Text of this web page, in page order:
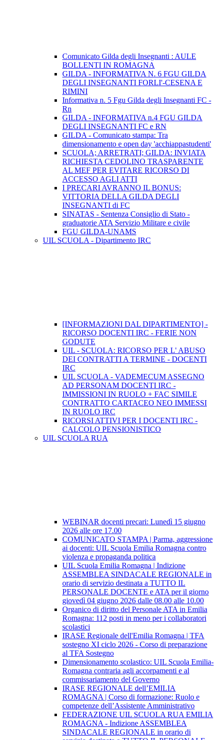
Comunicato Gilda degli Insegnanti : AULE
BOLLENTI IN ROMAGNA
GILDA - INFORMATIVA N. 6 FGU GILDA
DEGLI INSEGNANTI FORLI'-CESENA E
RIMINI
Informativa n. 5 Fgu Gilda degli Insegnanti FC -
Rn
GILDA - INFORMATIVA n.4 FGU GILDA
DEGLI INSEGNANTI FC e RN
GILDA - Comunicato stampa: Tra
dimensionamento e open day 'acchiappastudenti'
SCUOLA; ARRETRATI; GILDA: INVIATA
RICHIESTA CEDOLINO TRASPARENTE
AL MEF PER EVITARE RICORSO DI
ACCESSO AGLI ATTI
I PRECARI AVRANNO IL BONUS:
VITTORIA DELLA GILDA DEGLI
INSEGNANTI di FC
SINATAS - Sentenza Consiglio di Stato -
graduatorie ATA Servizio Militare e civile
FGU GILDA-UNAMS
UIL SCUOLA - Dipartimento IRC
[INFORMAZIONI DAL DIPARTIMENTO] -
RICORSO DOCENTI IRC - FERIE NON
GODUTE
UIL - SCUOLA: RICORSO PER L' ABUSO
DEI CONTRATTI A TERMINE - DOCENTI
IRC
UIL SCUOLA - VADEMECUM ASSEGNO
AD PERSONAM DOCENTI IRC -
IMMISSIONI IN RUOLO + FAC SIMILE
CONTRATTO CARTACEO NEO IMMESSI
IN RUOLO IRC
RICORSI ATTIVI PER I DOCENTI IRC -
CALCOLO PENSIONISTICO
UIL SCUOLA RUA
WEBINAR docenti precari: Lunedì 15 giugno
2026 alle ore 17.00
COMUNICATO STAMPA | Parma, aggressione
ai docenti: UIL Scuola Emilia Romagna contro
violenza e propaganda politica
UIL Scuola Emilia Romagna | Indizione
ASSEMBLEA SINDACALE REGIONALE in
orario di servizio destinata a TUTTO IL
PERSONALE DOCENTE e ATA per il giorno
giovedì 04 giugno 2026 dalle 08.00 alle 10.00
Organico di diritto del Personale ATA in Emilia
Romagna: 112 posti in meno per i collaboratori
scolastici
IRASE Regionale dell'Emilia Romagna | TFA
sostegno XI ciclo 2026 - Corso di preparazione
al TFA Sostegno
Dimensionamento scolastico: UIL Scuola Emilia-
Romagna contraria agli accorpamenti e al
commissariamento del Governo
IRASE REGIONALE dell’EMILIA
ROMAGNA | Corso di formazione: Ruolo e
competenze dell’Assistente Amministrativo
FEDERAZIONE UIL SCUOLA RUA EMILIA
ROMAGNA - Indizione ASSEMBLEA
SINDACALE REGIONALE in orario di